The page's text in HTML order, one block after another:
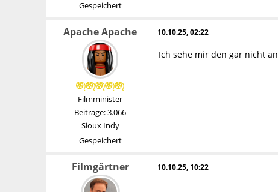
Gespeichert
Apache Apache
Filmminister
Beiträge: 3.066
Sioux Indy
Gespeichert
10.10.25, 02:22
Ich sehe mir den gar nicht
Filmgärtner 10.10.25, 10:22